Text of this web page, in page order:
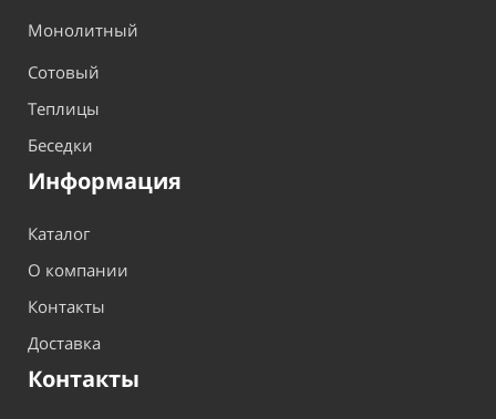
Монолитный
Сотовый
Теплицы
Беседки
Информация
Каталог
О компании
Контакты
Доставка
Контакты